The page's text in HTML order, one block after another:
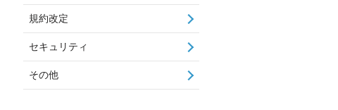
規約改定
セキュリティ
その他